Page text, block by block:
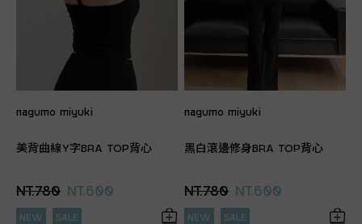
nagumo miyuki
美背曲線Y字BRA TOP背心
NT.780 NT.600
NEW SALE
nagumo miyuki
黑白滾邊修身BRA TOP背心
NT.780 NT.600
NEW SALE